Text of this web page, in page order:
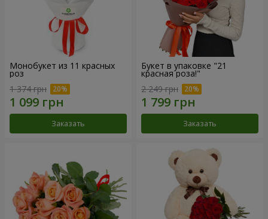
Монобукет из 11 красных
роз
1 374 грн
Заказать
Букет в упаковке "21
красная роза!"
2 249 грн
Заказать